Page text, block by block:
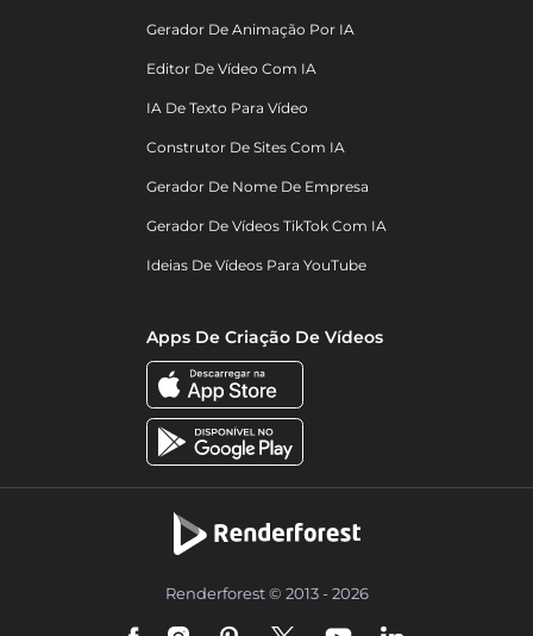
Gerador De Animação Por IA
Editor De Vídeo Com IA
IA De Texto Para Vídeo
Construtor De Sites Com IA
Gerador De Nome De Empresa
Gerador De Vídeos TikTok Com IA
Ideias De Vídeos Para YouTube
Apps De Criação De Vídeos
Renderforest © 2013 - 2026